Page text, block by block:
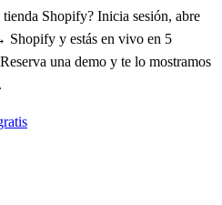
Shopify? Inicia sesión, abre
y estás en vivo en 5
una demo y te lo mostramos